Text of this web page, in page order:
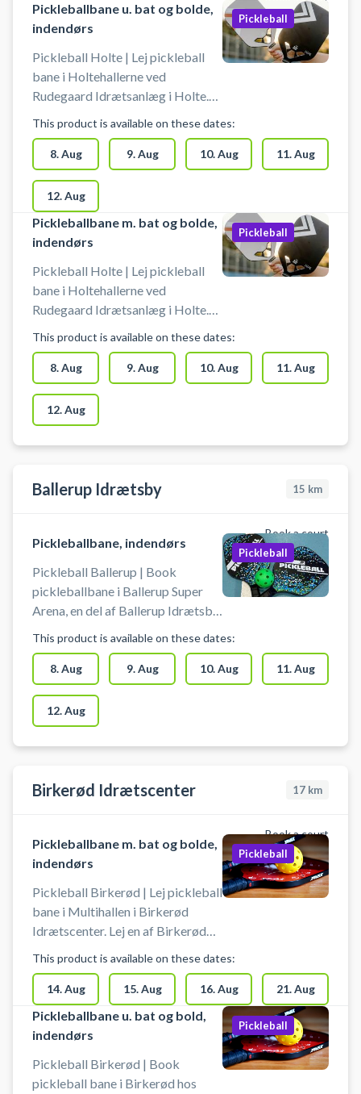
Pickleballbane u. bat og bolde,
indendørs
Pickleball Holte | Lej pickleball
bane i Holtehallerne ved
Rudegaard Idrætsanlæg i Holte.
indendørs pickleball baner i
Holtehallerne og spil pickleball i
Holte.
Pickleball
This product is available on these dates:
8. Aug 9. Aug 10. Aug 11. Aug
12. Aug
Pickleballbane m. bat og bolde,
indendørs
Pickleball Holte | Lej pickleball
bane i Holtehallerne ved
Rudegaard Idrætsanlæg i Holte.
indendørs pickleball baner i
Holtehallerne og spil pickleball i
Holte. Pickleball bane er med
bolde og bat til 4 pickleball
spillere.
Pickleball
This product is available on these dates:
8. Aug 9. Aug 10. Aug 11. Aug
12. Aug
Ballerup Idrætsby 15 km
Book a court
Pickleballbane, indendørs
Pickleball Ballerup | Book
pickleballbane i Ballerup Super
Arena, en del af Ballerup Idrætsby.
Ballerup. Medbring selv Pickleball
bat og bolde, når du booker en
Pickleball bane i Ballerup Super
Arena. Gratis parkeringspladser
foran arenaen ved booking af
pickleball. Omklædning &
booking af bane til pickleball.
Pickleball
This product is available on these dates:
8. Aug 9. Aug 10. Aug 11. Aug
12. Aug
Birkerød Idrætscenter 17 km
Book a court
Pickleballbane m. bat og bolde,
indendørs
Pickleball Birkerød | Lej pickleball
bane i Multihallen i Birkerød
Idrætscenter. Lej en af Birkerød
multihallen og spil pickleball.
Pickleball bane er med bolde og
bat til 4 pickleball spillere.
Pickleball
This product is available on these dates:
14. Aug 15. Aug 16. Aug 21. Aug
Pickleballbane u. bat og bold,
indendørs
Pickleball Birkerød | Book
pickleball bane i Birkerød hos
Pickleball